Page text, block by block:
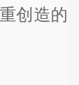
创造的